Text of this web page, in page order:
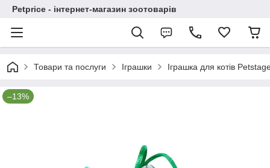
Petprice - інтернет-магазин зоотоварів
Товари та послуги Іграшки Іграшка для котів
–13%